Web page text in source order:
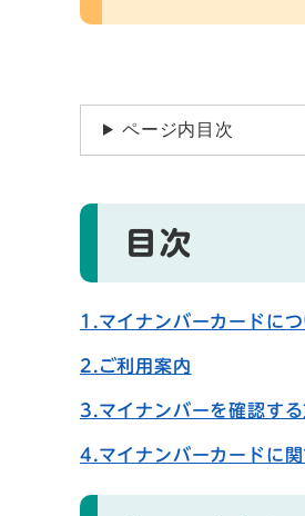
ページ内目次
目次
1.マイナンバーカードにつ
2.ご利用案内
3.マイナンバーを確認す
4.マイナンバーカードに